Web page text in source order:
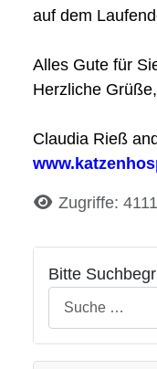
Bitte
auf dem
Alles Gute für
Herzliche
Claudia Rieß
DetailsZugriffe: 4111